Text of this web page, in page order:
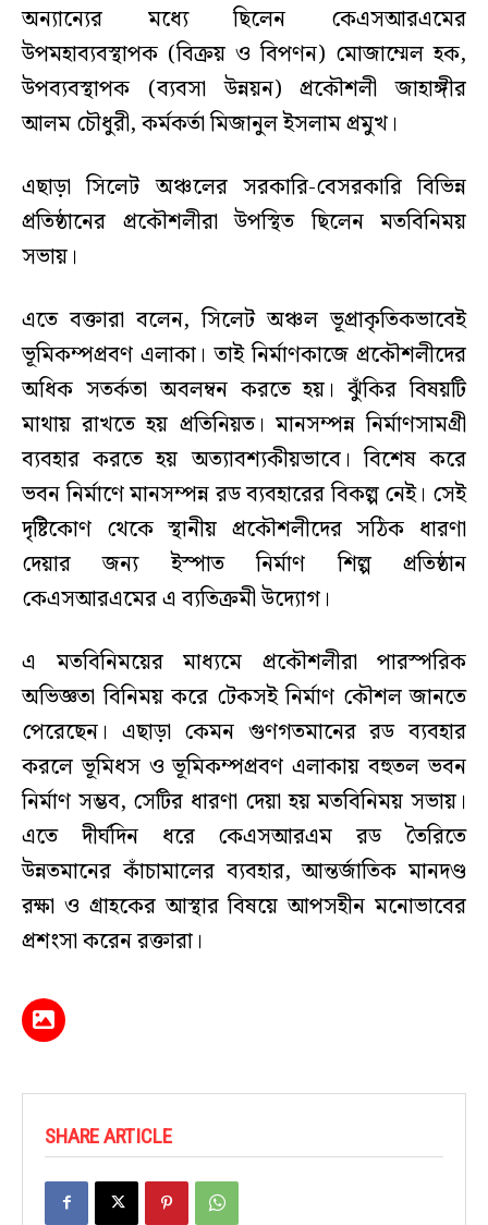
অন্যান্যের মধ্যে ছিলেন কেএসআরএমের
উপমহাব্যবস্থাপক (বিক্রয় ও বিপণন) মোজাম্মেল হক,
উপব্যবস্থাপক (ব্যবসা উন্নয়ন) প্রকৌশলী জাহাঙ্গীর
আলম চৌধুরী, কর্মকর্তা মিজানুল ইসলাম প্রমুখ।
এছাড়া সিলেট অঞ্চলের সরকারি-বেসরকারি বিভিন্ন
প্রতিষ্ঠানের প্রকৌশলীরা উপস্থিত ছিলেন মতবিনিময়
সভায়।
এতে বক্তারা বলেন, সিলেট অঞ্চল ভূপ্রাকৃতিকভাবেই
ভূমিকম্পপ্রবণ এলাকা। তাই নির্মাণকাজে প্রকৌশলীদের
অধিক সতর্কতা অবলম্বন করতে হয়। ঝুঁকির বিষয়টি
মাথায় রাখতে হয় প্রতিনিয়ত। মানসম্পন্ন নির্মাণসামগ্রী
ব্যবহার করতে হয় অত্যাবশ্যকীয়ভাবে। বিশেষ করে
ভবন নির্মাণে মানসম্পন্ন রড ব্যবহারের বিকল্প নেই। সেই
দৃষ্টিকোণ থেকে স্থানীয় প্রকৌশলীদের সঠিক ধারণা
দেয়ার জন্য ইস্পাত নির্মাণ শিল্প প্রতিষ্ঠান
কেএসআরএমের এ ব্যতিক্রমী উদ্যোগ।
এ মতবিনিময়ের মাধ্যমে প্রকৌশলীরা পারস্পরিক
অভিজ্ঞতা বিনিময় করে টেকসই নির্মাণ কৌশল জানতে
পেরেছেন। এছাড়া কেমন গুণগতমানের রড ব্যবহার
করলে ভূমিধস ও ভূমিকম্পপ্রবণ এলাকায় বহুতল ভবন
নির্মাণ সম্ভব, সেটির ধারণা দেয়া হয় মতবিনিময় সভায়।
এতে দীর্ঘদিন ধরে কেএসআরএম রড তৈরিতে
উন্নতমানের কাঁচামালের ব্যবহার, আন্তর্জাতিক মানদণ্ড
রক্ষা ও গ্রাহকের আস্থার বিষয়ে আপসহীন মনোভাবের
প্রশংসা করেন রক্তারা।
SHARE ARTICLE